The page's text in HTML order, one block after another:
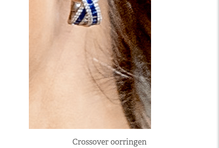
Crossover oorringen